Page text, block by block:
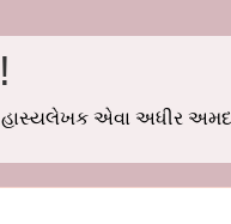
હાસ્યલેખક એવા અધીર